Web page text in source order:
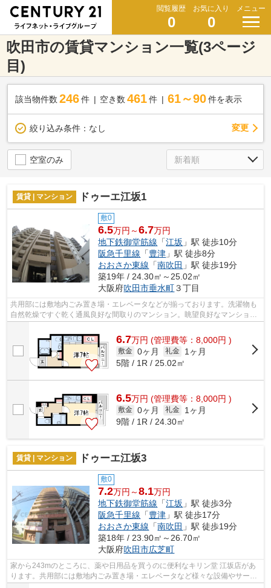
閲覧履歴
0
お気に入り
0
メニュー
吹田市の賃貸マンション一覧(3ページ
目)
該当物件数 246件 空き数 461 件 61～90 件を表示
絞り込み条件： なし 変更
空室のみ
賃貸 | マンション ドゥーエ江坂1
敷0
6.5万円～6.7万円
地下鉄御堂筋線 「江坂 」駅 徒歩10分
阪急千里線 「豊津 」駅 徒歩8分
おおさか東線 「南吹田 」駅 徒歩19分
築19年 / 24.30㎡～25.02㎡
大阪府吹田市垂水町３丁目
共用部には敷地内ごみ置き場・エレベータなどが揃っております。洗濯物も
自然乾燥ですぐ乾く通風良好な間取りのマンション。眺望良好なマンション
6.7万円 (管理費等：8,000円 )
敷金 0ヶ月 礼金
1ヶ月
5階 / 1R / 25.02㎡
6.5万円 (管理費等：8,000円 )
敷金 0ヶ月 礼金
1ヶ月
9階 / 1R / 24.30㎡
賃貸 | マンション ドゥーエ江坂3
敷0
7.2万円～8.1万円
地下鉄御堂筋線 「江坂 」駅 徒歩3分
阪急千里線 「豊津 」駅 徒歩17分
おおさか東線 「南吹田 」駅 徒歩19分
築18年 / 23.90㎡～26.70㎡
大阪府吹田市広芝町
家から243mのところに、薬や日用品を買うのに便利なキリン堂 江坂店があ
ります。共用部には敷地内ごみ置き場・エレベータなど様々な設備やサービ